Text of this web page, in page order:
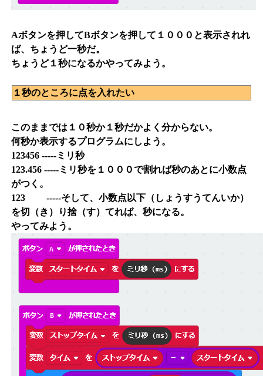
Aボタンを押してBボタンを押して１０００と表示されれ
ば、ちょうど一秒だ。
ちょうど１秒になるかやってみよう。
１秒のところに点を入れたい
このままでは１０秒か１秒だかよく分からない。
何秒か表示するプログラムにしよう。
123456 -----ミリ秒
123.456 -----ミリ秒を１０００で割れば秒のあとに小数点
がつく。
123 -----そして、小数点以下（しょうすうてんいか）
を切（き）り捨（す）てれば、秒になる。
やってみよう。